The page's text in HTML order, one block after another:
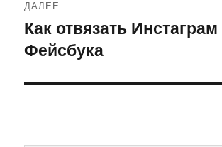
ДАЛЕЕ
Следующая
запись:
Как отвязать Инстаграм
Фейсбука